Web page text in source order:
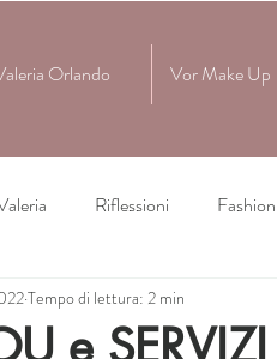
Orlando Vor Make Up
Riflessioni
Tempo di lettura: 2 min